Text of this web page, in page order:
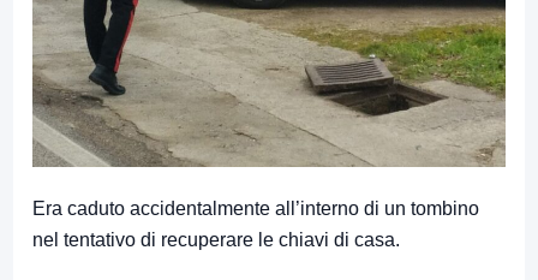
Era caduto accidentalmente all’interno di un tombino
nel tentativo di recuperare le chiavi di casa.